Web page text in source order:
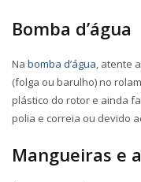
Bomba d’água
Na bomba d’água, atente
(folga ou barulho) no
plástico do rotor e ainda
polia e correia ou devido
Mangueiras e